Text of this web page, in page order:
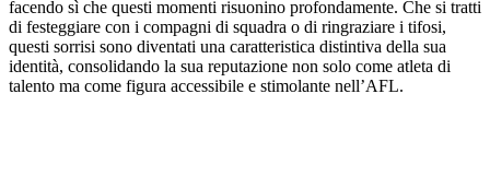
facendo sì che questi momenti risuonino profondamente. Che si tratti
di festeggiare con i compagni di squadra o di ringraziare i tifosi,
questi sorrisi sono diventati una caratteristica distintiva della sua
identità, consolidando la sua reputazione non solo come atleta di
talento ma come figura accessibile e stimolante nell’AFL.